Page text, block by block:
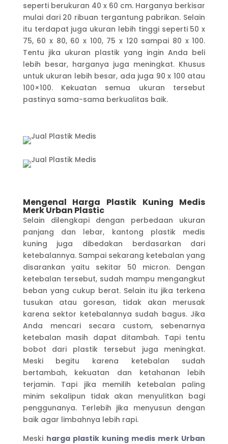
seperti berukuran 40 x 60 cm. Harganya berkisar
mulai dari 20 ribuan tergantung pabrikan. Selain
itu terdapat juga ukuran lebih tinggi seperti 50 x
75, 60 x 80, 60 x 100, 75 x 120 sampai 80 x 100.
Tentu jika ukuran plastik yang ingin Anda beli
lebih besar, harganya juga meningkat. Khusus
untuk ukuran lebih besar, ada juga 90 x 100 atau
100×100. Kekuatan semua ukuran tersebut
pastinya sama-sama berkualitas baik.
Mengenal Harga Plastik Kuning Medis
Merk Urban Plastic
Selain dilengkapi dengan perbedaan ukuran
panjang dan lebar, kantong plastik medis
kuning juga dibedakan berdasarkan dari
ketebalannya. Sampai sekarang ketebalan yang
disarankan yaitu sekitar 50 micron. Dengan
ketebalan tersebut, sudah mampu mengangkut
beban yang cukup berat. Selain itu jika terkena
tusukan atau goresan, tidak akan merusak
karena sektor ketebalannya sudah bagus. Jika
Anda mencari secara custom, sebenarnya
ketebalan masih dapat ditambah. Tapi tentu
bobot dari plastik tersebut juga meningkat.
Meski begitu karena ketebalan sudah
bertambah, kekuatan dan ketahanan lebih
terjamin. Tapi jika memilih ketebalan paling
minim sekalipun tidak akan menyulitkan bagi
penggunanya. Terlebih jika menyusun dengan
baik agar limbahnya lebih rapi.
Meski harga plastik kuning medis merk Urban